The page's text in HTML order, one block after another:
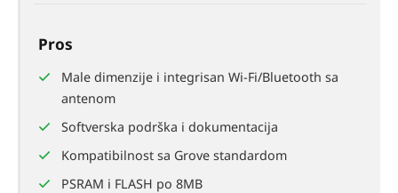
Pros
Male dimenzije i integrisan Wi-Fi/Bluetooth sa
antenom
Softverska podrška i dokumentacija
Kompatibilnost sa Grove standardom
PSRAM i FLASH po 8MB